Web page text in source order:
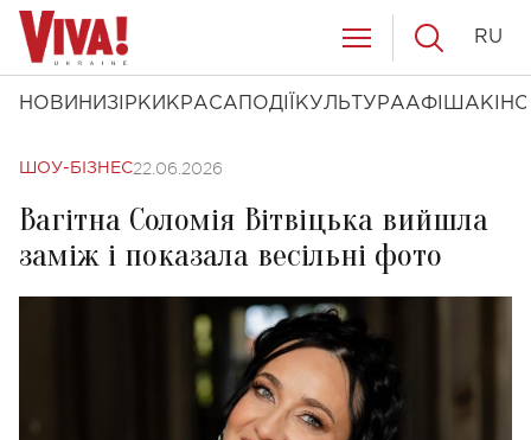
НОВИНИ ЗІРКИ КРАСА ПОДІЇ КУЛЬТУРААФІША КІНО
RU
ШОУ-БІЗНЕС22.06.2026
Вагітна Соломія Вітвіцька вийшла
заміж і показала весільні фото